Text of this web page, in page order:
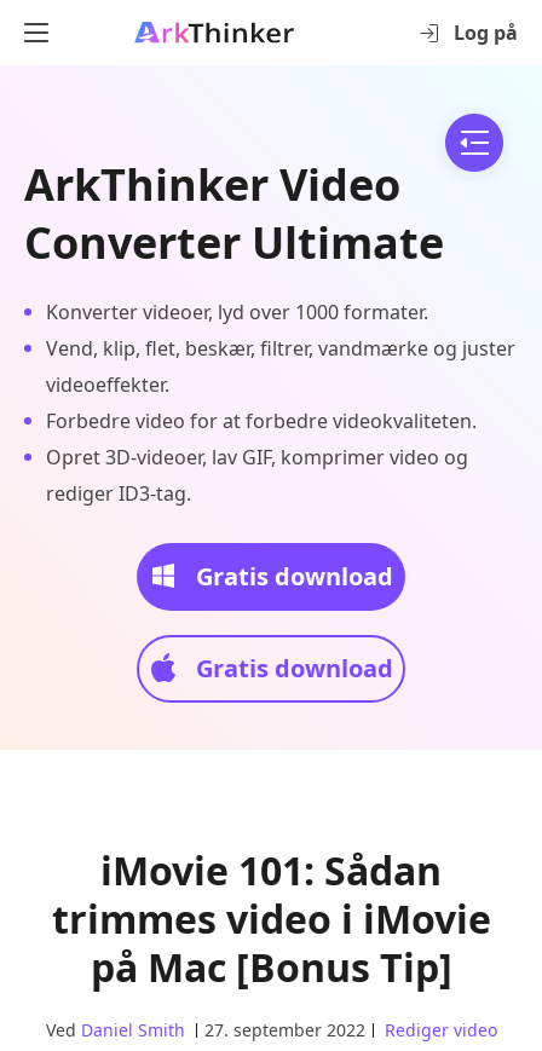
Log på
ArkThinker Video
Converter Ultimate
Konverter videoer, lyd over 1000 formater.
Vend, klip, flet, beskær, filtrer, vandmærke og juster
videoeffekter.
Forbedre video for at forbedre videokvaliteten.
Opret 3D-videoer, lav GIF, komprimer video og
rediger ID3-tag.
Gratis download
Gratis download
iMovie 101: Sådan
trimmes video i iMovie
på Mac [Bonus Tip]
Ved Daniel Smith 27. september 2022 Rediger video